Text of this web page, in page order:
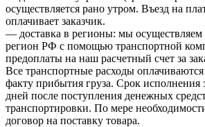
осуществляется рано утром. Въезд на
оплачивает заказчик.
— доставка в регионы: мы осуществляем
регион РФ с помощью транспортной
предоплаты на наш расчетный счет за
Все транспортные расходы
факту прибытия груза. Срок исполнения
дней после поступления денежных
транспортировки. По мере
договор на поставку товара.